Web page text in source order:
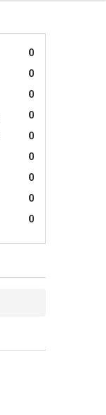
0
0
0
0
0
0
0
0
0